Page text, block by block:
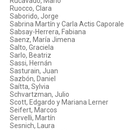
Ruocco, Clara
Saborido, Jorge
Sabrina Martín y Carla Actis Caporale
Sabsay-Herrera, Fabiana
Saenz, María Jimena
Salto, Graciela
Sarlo, Beatriz
Sassi, Hernán
Sasturain, Juan
Sazbón, Daniel
Saítta, Sylvia
Schvartzman, Julio
Scott, Edgardo y Mariana Lerner
Seifert, Marcos
Servelli, Martín
Sesnich, Laura